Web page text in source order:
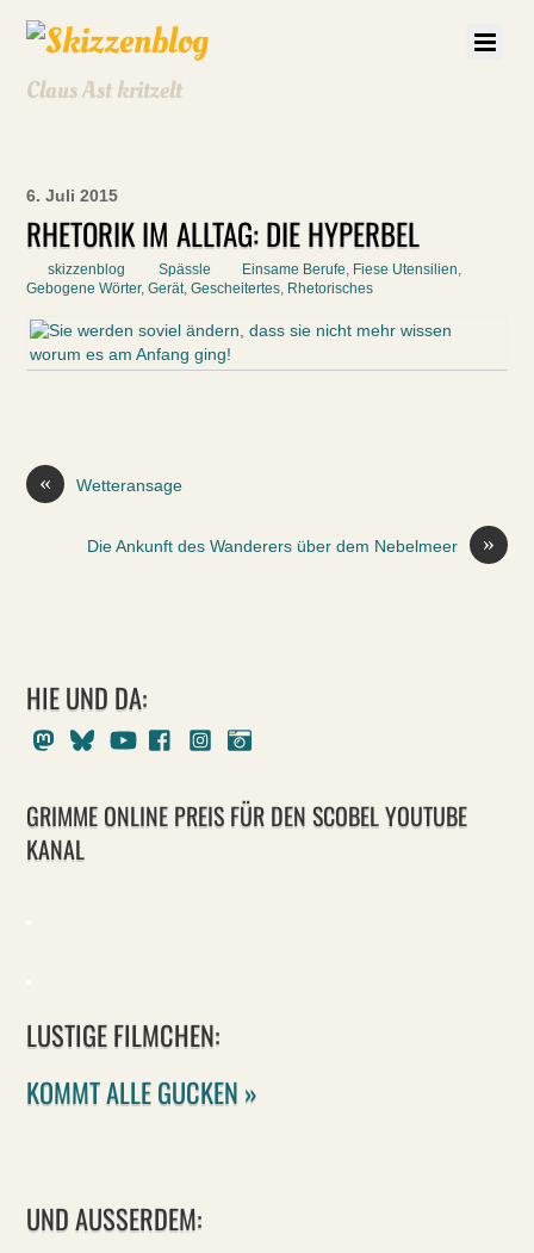
Claus Ast kritzelt
6. Juli 2015
RHETORIK IM ALLTAG: DIE HYPERBEL
skizzenblog Spässle Einsame Berufe, Fiese Utensilien,
Gebogene Wörter,Gerät,Gescheitertes, Rhetorisches
« Wetteransage
»
Die Ankunft des Wanderers über dem Nebelmeer
HIE UND DA:
MastodonBlueskyYoutubeFacebookInstagram
GRIMME ONLINE PREIS FÜR DEN SCOBEL YOUTUBE
KANAL
LUSTIGE FILMCHEN:
KOMMT ALLE GUCKEN »
UND AUSSERDEM: